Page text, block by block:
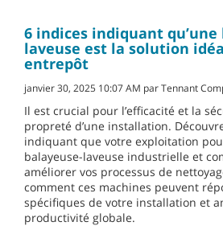
6 indices indiquant qu’une
laveuse est la solution
entrepôt
janvier 30, 2025 10:07 AM par Tennant
Il est crucial pour l’efficacité et la
propreté d’une installation.
indiquant que votre exploitation
balayeuse-laveuse industrielle et
améliorer vos processus de
comment ces machines peuvent
spécifiques de votre installation et
productivité globale.